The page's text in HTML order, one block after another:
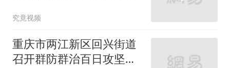
升教授
究竟视频
重庆市两江新区回兴街道
召开群防群治百日攻坚行